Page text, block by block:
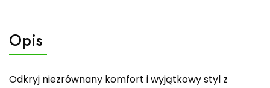
Opis
Odkryj niezrównany komfort i wyjątkowy styl z